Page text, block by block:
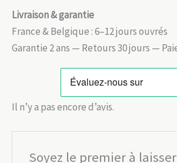
Livraison & garantie
France & Belgique : 6–12 jours ouvrés
Garantie 2 ans — Retours 30 jours —
Il n’y a pas encore d’avis.
Soyez le premier à